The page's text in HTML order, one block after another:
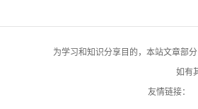
为学习和知识分享目的，本站文章部
如有
友情链接：